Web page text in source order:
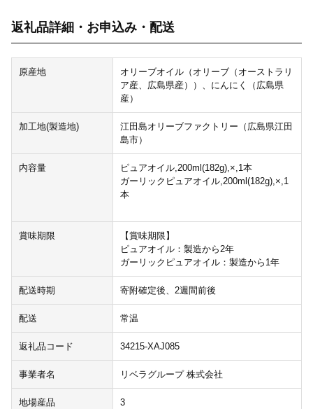
返礼品詳細・お申込み・配送
原産地
オリーブオイル（オリーブ（オーストラリ
ア産、広島県産））、にんにく（広島県
産）
加工地(製造地)
江田島オリーブファクトリー（広島県江田
島市）
内容量
ピュアオイル,200ml(182g),×,1本
ガーリックピュアオイル,200ml(182g),×,1
本
賞味期限
【賞味期限】
ピュアオイル：製造から2年
ガーリックピュアオイル：製造から1年
配送時期 寄附確定後、2週間前後
配送 常温
返礼品コード 34215-XAJ085
事業者名 リベラグループ 株式会社
地場産品
3